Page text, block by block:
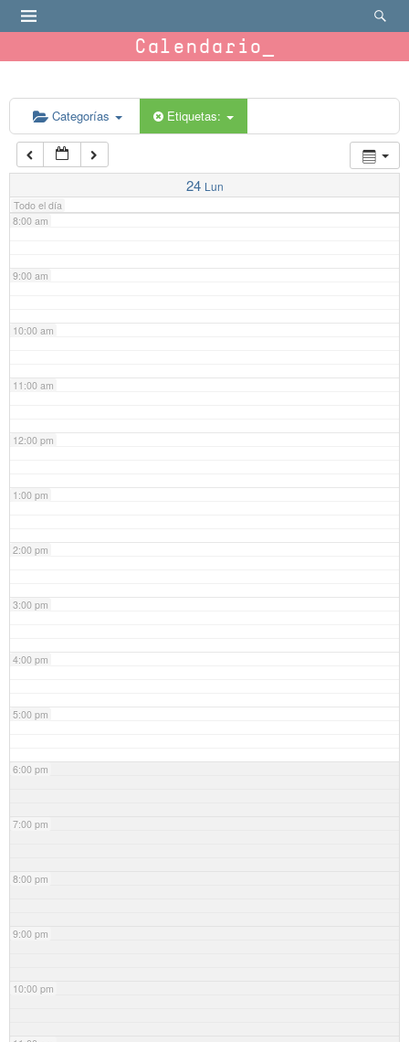
Calendario
Categorías Etiquetas:
24 Lun
Todo el día
6:00 am
7:00 am
8:00 am
9:00 am
10:00 am
11:00 am
12:00 pm
1:00 pm
2:00 pm
3:00 pm
4:00 pm
5:00 pm
6:00 pm
7:00 pm
8:00 pm
9:00 pm
10:00 pm